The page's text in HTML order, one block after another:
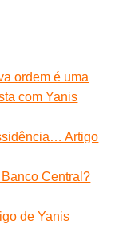
ordem é uma
com Yanis
Artigo
Central?
de Yanis